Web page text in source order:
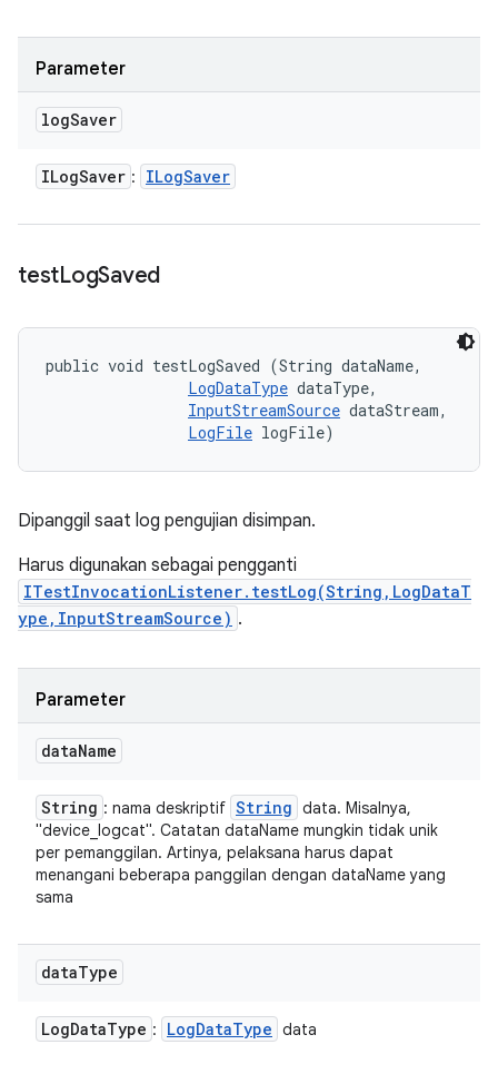
Parameter
logSaver
ILogSaver : ILogSaver
testLogSaved
public void testLogSaved (String dataName,
LogDataType dataType,
InputStreamSource dataStream,
LogFile logFile)
Dipanggil saat log pengujian disimpan.
Harus digunakan sebagai pengganti
ITestInvocationListener.testLog(String,LogDataT
ype,InputStreamSource) .
Parameter
dataName
String : nama deskriptif String data. Misalnya,
"device_logcat". Catatan dataName mungkin tidak unik
per pemanggilan. Artinya, pelaksana harus dapat
menangani beberapa panggilan dengan dataName yang
sama
dataType
LogDataType : LogDataType data